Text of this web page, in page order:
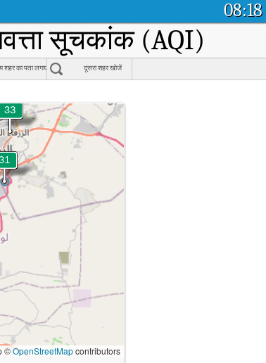
08:18
सूचकांक (AQI)
Amman
शहर का पता लगाएं दूसरा शहर खोजें
©OpenStreetMapcontributors